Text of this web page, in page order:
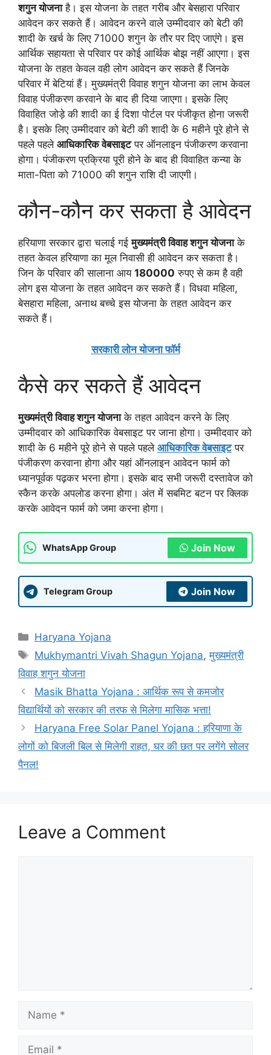
शगुन योजनाहै। इस योजना के तहत गरीब और बेसहारा परिवार
आवेदन कर सकते हैं। आवेदन करने वाले उम्मीदवार को बेटी की
शादी के खर्च के लिए 71000 शगुन के तौर पर दिए जाएंगे। इस
आर्थिक सहायता से परिवार पर कोई आर्थिक बोझ नहीं आएगा। इस
योजना के तहत केवल वही लोग आवेदन कर सकते हैं जिनके
परिवार में बेटियां हैं। मुख्यमंत्री विवाह शगुन योजना का लाभ केवल
विवाह पंजीकरण करवाने के बाद ही दिया जाएगा। इसके लिए
विवाहित जोड़े की शादी का ई दिशा पोर्टल पर पंजीकृत होना जरूरी
है। इसके लिए उम्मीदवार को बेटी की शादी के 6 महीने पूरे होने से
पहले पहले आधिकारिक वेबसाइटपर ऑनलाइन पंजीकरण करवाना
होगा। पंजीकरण प्रक्रिया पूरी होने के बाद ही विवाहित कन्या के
माता-पिता को 71000 की शगुन राशि दी जाएगी।
कौन-कौन कर सकता है आवेदन
हरियाणा सरकार द्वारा चलाई गईमुख्यमंत्री विवाह शगुन योजनाके
तहत केवल हरियाणा का मूल निवासी ही आवेदन कर सकता है।
जिन के परिवार की सालाना आय 180000 रुपए से कम है वही
लोग इस योजना के तहत आवेदन कर सकते हैं। विधवा महिला,
बेसहारा महिला, अनाथ बच्चे इस योजना के तहत आवेदन कर
सकते हैं।
सरकारी लोन योजना फॉर्म
कैसे कर सकते हैं आवेदन
मुख्यमंत्री विवाह शगुन योजनाके तहत आवेदन करने के लिए
उम्मीदवार को आधिकारिक वेबसाइट पर जाना होगा। उम्मीदवार को
शादी के 6 महीने पूरे होने से पहले पहले आधिकारिक वेबसाइटपर
पंजीकरण करवाना होगा और यहां ऑनलाइन आवेदन फार्म को
ध्यानपूर्वक पढ़कर भरना होगा। इसके बाद सभी जरूरी दस्तावेज को
स्कैन करके अपलोड करना होगा। अंत में सबमिट बटन पर क्लिक
करके आवेदन फार्म को जमा करना होगा।
WhatsApp Group Join Now
Telegram Group Join Now
Categories
Haryana Yojana
Tags
Mukhymantri Vivah Shagun Yojana,मुख्यमंत्री
विवाह शगुन योजना
Masik Bhatta Yojana : आर्थिक रूप से कमजोर
विद्यार्थियों को सरकार की तरफ से मिलेगा मासिक भत्ता!
Haryana Free Solar Panel Yojana : हरियाणा के
लोगों को बिजली बिल से मिलेगी राहत, घर की छत पर लगेंगे सोलर
पैनल!
Leave a Comment